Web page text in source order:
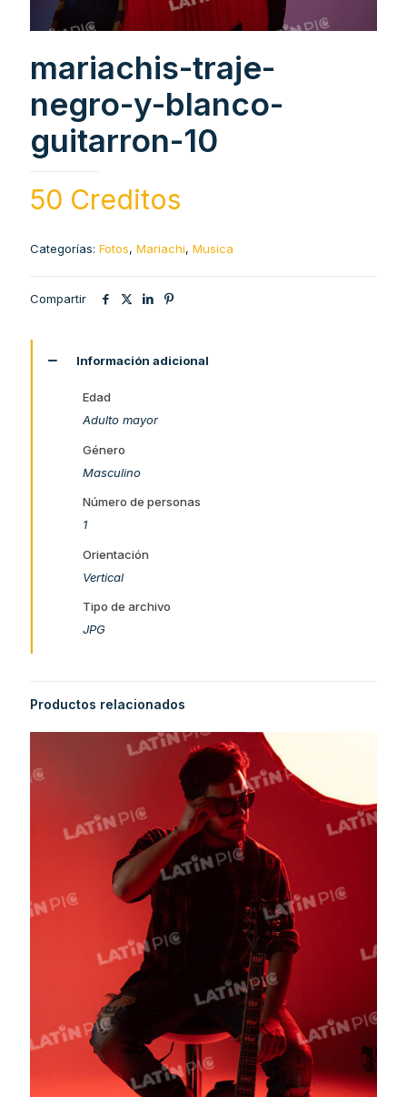
mariachis-traje-
negro-y-blanco-
guitarron-10
50 Creditos
Categorías: Fotos, Mariachi, Musica
Compartir
Información adicional
Edad
Adulto mayor
Género
Masculino
Número de personas
1
Orientación
Vertical
Tipo de archivo
JPG
Productos relacionados